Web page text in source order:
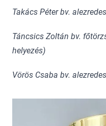
Takács Péter bv. alezredes
Táncsics Zoltán bv.
helyezés)
Vörös Csaba bv. alezredes